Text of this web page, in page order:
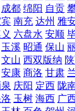
成都 绵阳 自贡
南充 达州 雅
六盘水 安顺
玉溪 昭通 保山
文山 西双版纳
安康 商洛 甘肃
庆阳 定西 陇
玉树 海西 广